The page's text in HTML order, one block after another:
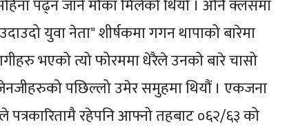
पढ्न जाने मौका मिलेको थियो । अनि क्लसमा
युवा नेता" शीर्षकमा गगन थापाको बारेमा
भएको त्यो फोरममा धेरैले उनको बारे चासो
पछिल्लो उमेर समुहमा थियौं । एकजना
पत्रकारितामै रहेपनि आफ्नो तहबाट ०६२/६३ को